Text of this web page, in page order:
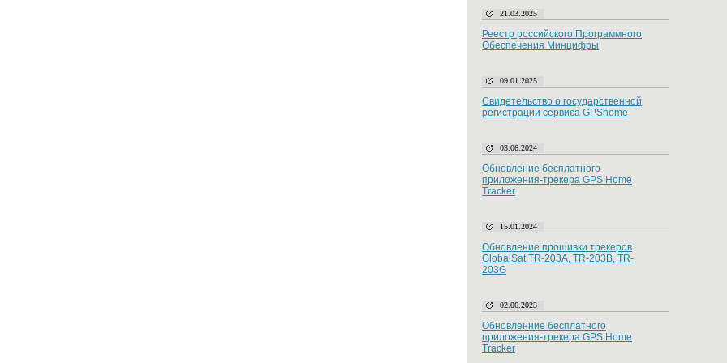
21.03.2025
Реестр российского Программного
Обеспечения Минцифры
09.01.2025
Свидетельство о государственной
регистрации сервиса GPShome
03.06.2024
Обновление бесплатного
приложения-трекера GPS Home
Tracker
15.01.2024
Обновление прошивки трекеров
GlobalSat TR-203A, TR-203B, TR-
203G
02.06.2023
Обновленние бесплатного
приложения-трекера GPS Home
Tracker